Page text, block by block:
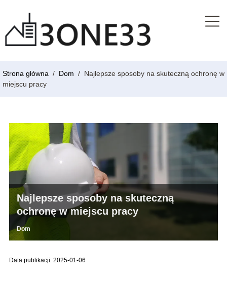
Strona główna / Dom / Najlepsze sposoby na skuteczną ochronę w
miejscu pracy
Najlepsze sposoby na skuteczną
ochronę w miejscu pracy
Dom
Data publikacji: 2025-01-06